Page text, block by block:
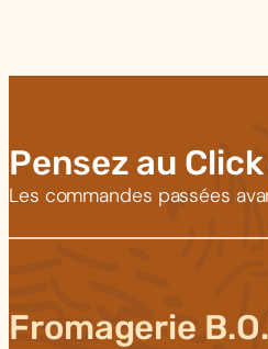
Pensez au
Les commandes passées
Fromagerie